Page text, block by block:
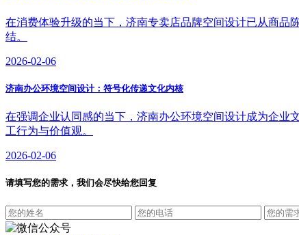
在消费体验升级的当下，济南专卖店品牌空间设计已从商品
结。
2026-02-06
济南办公环境空间设计：符号化传递文化内核
在强调企业认同感的当下，济南办公环境空间设计成为企业
工行为与价值观。
2026-02-06
请填写您的需求，我们会尽快给您回复